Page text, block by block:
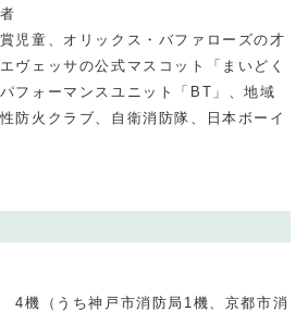
児童、オリックス・バファローズの才
ヴェッサの公式マスコット「まいどく
フォーマンスユニット「BT」、地域
防火クラブ、自衛消防隊、日本ボーイ
4機（うち神戸市消防局1機、京都市消